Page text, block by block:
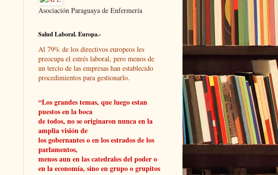
Asociación Paraguaya de Enfermería
Salud Laboral. Europa.-
Al 79% de los directivos europeos les
preocupa el estrés laboral, pero menos de
un tercio de las empresas han establecido
procedimientos para gestionarlo.
“Los grandes temas, que luego estan
puestos en la boca
de todos, no se originaron nunca en la
amplia visión de
los gobernantes o en los estrados de los
parlamentos,
menos aun en las catedrales del poder o
en la economía, sino en grupo o grupitos